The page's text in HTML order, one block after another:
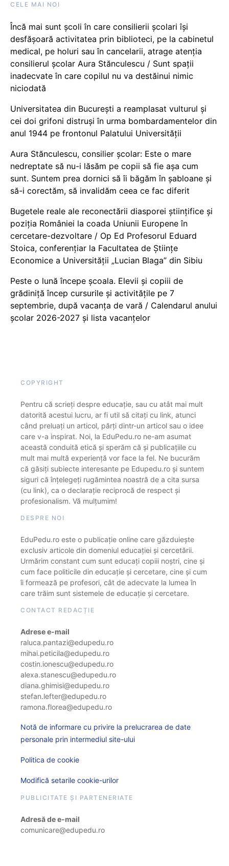
CELE MAI NOI
Încă mai sunt școli în care consilierii școlari își
desfășoară activitatea prin biblioteci, pe la cabinetul
medical, pe holuri sau în cancelarii, atrage atenția
consilierul școlar Aura Stănculescu / Sunt spații
inadecvate în care copilul nu va destăinui nimic
niciodată
Universitatea din București a reamplasat vulturul și
cei doi grifoni distruși în urma bombardamentelor din
anul 1944 pe frontonul Palatului Universității
Aura Stănculescu, consilier școlar: Este o mare
nedreptate să nu-i lăsăm pe copii să fie așa cum
sunt. Suntem prea dornici să îi băgăm în șabloane și
să-i corectăm, să invalidăm ceea ce fac diferit
Bugetele reale ale reconectării diasporei științifice și
poziția României la coada Uniunii Europene în
cercetare-dezvoltare / Op Ed Profesorul Eduard
Stoica, conferențiar la Facultatea de Științe
Economice a Universității „Lucian Blaga” din Sibiu
Peste o lună începe școala. Elevii și copiii de
grădiniță încep cursurile și activitățile pe 7
septembrie, după vacanța de vară / Calendarul anului
școlar 2026-2027 și lista vacanțelor
COPYRIGHT
Pentru că scrieți despre educație, sau cu atât mai mult
datorită acestui lucru, ar fi util să citați cu link, atunci
când preluați un articol, părți dintr-un articol sau o idee
care v-a inspirat. Noi, la EduPedu.ro ne-am asumat
această conduită etică și sperăm că și publicațiile cu
mult mai multă experiență vor face la fel. Ne bucurăm
că găsiți subiecte interesante pe Edupedu.ro și suntem
siguri că înțelegeți rugămintea noastră de a cita sursa
(cu link), ca o declarație reciprocă de respect și
profesionalism. Vă mulțumim!
DESPRE NOI
EduPedu.ro este o publicație online care găzduiește
exclusiv articole din domeniul educației și cercetării.
Urmărim constant cum sunt educați copiii noștri, cine și
cum face politicile din educație și cercetare, cine și cum
îi formează pe profesori, cât de adecvate la lumea în
care trăim sunt sistemele de educație și cercetare.
CONTACT REDACȚIE
Adrese e-mail
raluca.pantazi@edupedu.ro
mihai.peticila@edupedu.ro
costin.ionescu@edupedu.ro
alexa.stanescu@edupedu.ro
diana.ghimisi@edupedu.ro
stefan.lefter@edupedu.ro
ramona.florea@edupedu.ro
Notă de informare cu privire la prelucrarea de date
personale prin intermediul site-ului
Politica de cookie
Modifică setarile cookie-urilor
PUBLICITATE ȘI PARTENERIATE
Adresă de e-mail
comunicare@edupedu.ro